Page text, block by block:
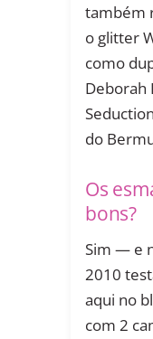
também
o glitter
como
Deborah
do
Os
bons?
Sim — e
2010
aqui no
com 2